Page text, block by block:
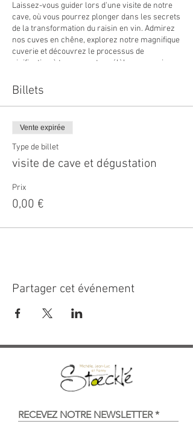
Laissez-vous guider lors d'une visite de notre
cave, où vous pourrez plonger dans les secrets
de la transformation du raisin en vin. Admirez
nos cuves en chêne, explorez notre magnifique
cuverie et découvrez le processus de
vinification à travers notre célèbre pressoir.
une expérience décontractée où vous pourrez
déguster nos 7 cépages accompagnés de
délicieuses charcuteries et fromages locaux.
Notre équipe de vignerons passionnés vous
accueillera chaleureusement. N'hésitez pas à
poser vos questions, écouter nos histoires et
joyeux et ludique, offrant une approche
Billets
Vente expirée
Type de billet
visite de cave et dégustation
Prix
0,00 €
Partager cet événement
RECEVEZ NOTRE NEWSLETTER